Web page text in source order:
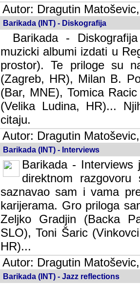
Autor: Dragutin
Barikada (INT) - Diskografija
Barikada -
muzicki albumi izdati u
prostor). Te priloge su
(Zagreb, HR), Milan B.
(Bar, MNE), Tomica
(Velika Ludina, HR)...
citaju.
Autor: Dragutin
Barikada (INT) - Interviews
Barikada -
direktnom
saznavao sam i vama
karijerama. Gro priloga
Zeljko Gradjin (Backa
SLO), Toni Šaric
HR)...
Autor: Dragutin
Barikada (INT) - Jazz reflections